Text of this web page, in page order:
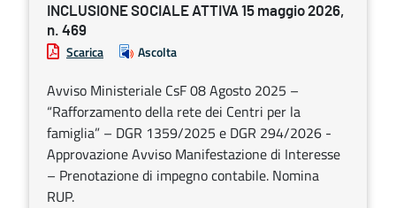
INCLUSIONE SOCIALE ATTIVA 15 maggio 2026,
n. 469
Scarica Ascolta
Avviso Ministeriale CsF 08 Agosto 2025 –
“Rafforzamento della rete dei Centri per la
famiglia” – DGR 1359/2025 e DGR 294/2026 -
Approvazione Avviso Manifestazione di Interesse
– Prenotazione di impegno contabile. Nomina
RUP.